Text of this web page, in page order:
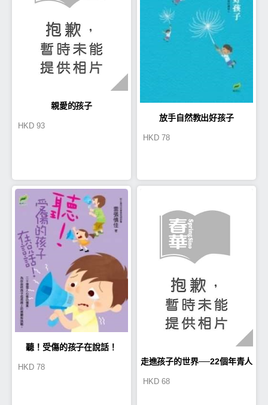
親愛的孩子
HKD 93
放手自然教出好孩子
HKD 78
聽！受傷的孩子在說話！
HKD 78
走進孩子的世界──22個年青人
HKD 68